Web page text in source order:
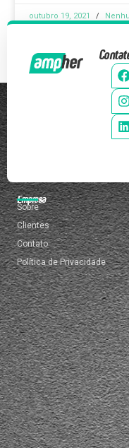
outubro 19, 2021
Empresa
Sobre
Clientes
Contato
Política de Privacidade